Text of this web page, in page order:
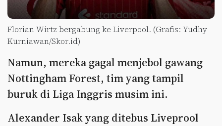
Florian Wirtz bergabung ke Liverpool. (Grafis: Yudhy
Kurniawan/Skor.id)
Namun, mereka gagal menjebol gawang
Nottingham Forest, tim yang tampil
buruk di Liga Inggris musim ini.
Alexander Isak yang ditebus Liveprool